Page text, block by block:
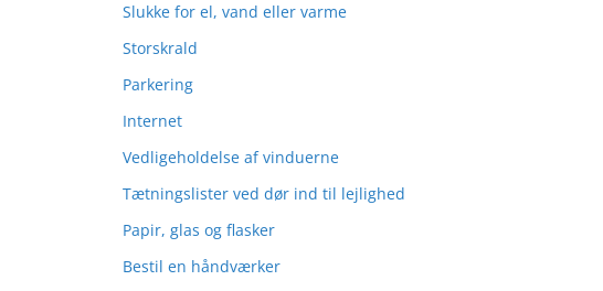
Slukke for el, vand eller varme
Storskrald
Parkering
Internet
Vedligeholdelse af vinduerne
Tætningslister ved dør ind til lejlighed
Papir, glas og flasker
Bestil en håndværker